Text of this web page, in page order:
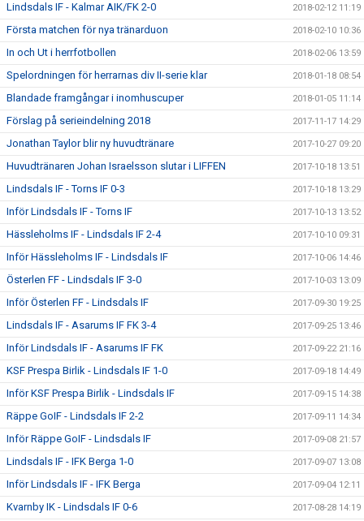
Lindsdals IF - Kalmar AIK/FK 2-0 2018-02-12 11:19
Första matchen för nya tränarduon 2018-02-10 10:36
In och Ut i herrfotbollen 2018-02-06 13:59
Spelordningen för herrarnas div II-serie klar 2018-01-18 08:54
Blandade framgångar i inomhuscuper 2018-01-05 11:14
Förslag på serieindelning 2018 2017-11-17 14:29
Jonathan Taylor blir ny huvudtränare 2017-10-27 09:20
Huvudtränaren Johan Israelsson slutar i LIFFEN 2017-10-18 13:51
Lindsdals IF - Torns IF 0-3 2017-10-18 13:29
Inför Lindsdals IF - Torns IF 2017-10-13 13:52
Hässleholms IF - Lindsdals IF 2-4 2017-10-10 09:31
Inför Hässleholms IF - Lindsdals IF 2017-10-06 14:46
Österlen FF - Lindsdals IF 3-0 2017-10-03 13:09
Inför Österlen FF - Lindsdals IF 2017-09-30 19:25
Lindsdals IF - Asarums IF FK 3-4 2017-09-25 13:46
Inför Lindsdals IF - Asarums IF FK 2017-09-22 21:16
KSF Prespa Birlik - Lindsdals IF 1-0 2017-09-18 14:49
Inför KSF Prespa Birlik - Lindsdals IF 2017-09-15 14:38
Räppe GoIF - Lindsdals IF 2-2 2017-09-11 14:34
Inför Räppe GoIF - Lindsdals IF 2017-09-08 21:57
Lindsdals IF - IFK Berga 1-0 2017-09-07 13:08
Inför Lindsdals IF - IFK Berga 2017-09-04 12:11
Kvarnby IK - Lindsdals IF 0-6 2017-08-28 14:19